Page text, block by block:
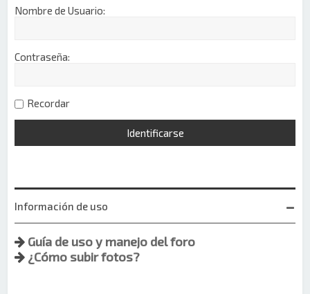
Nombre de Usuario:
Contraseña:
Recordar
Información de uso
Guía de uso y manejo del foro
¿Cómo subir fotos?